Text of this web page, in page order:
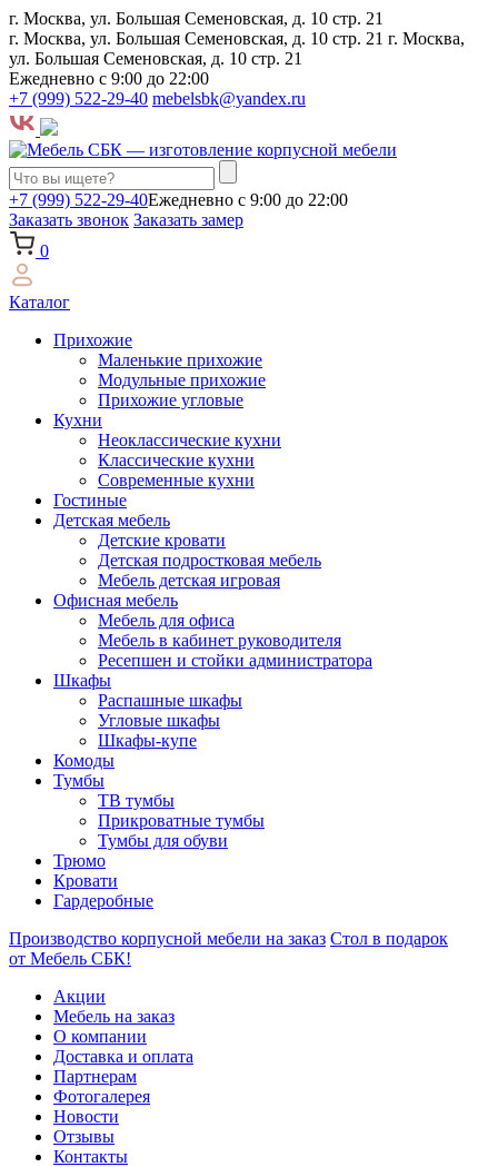
г. Москва, ул. Большая Семеновская, д. 10 стр. 21
г. Москва, ул. Большая Семеновская, д. 10 стр. 21 г. Москва,
ул. Большая Семеновская, д. 10 стр. 21
Ежедневно с 9:00 до 22:00
+7 (999) 522-29-40 mebelsbk@yandex.ru
+7 (999) 522-29-40Ежедневно с 9:00 до 22:00
Заказать звонок Заказать замер
0
Каталог
Прихожие
Маленькие прихожие
Модульные прихожие
Прихожие угловые
Кухни
Неоклассические кухни
Классические кухни
Современные кухни
Гостиные
Детская мебель
Детские кровати
Детская подростковая мебель
Мебель детская игровая
Офисная мебель
Мебель для офиса
Мебель в кабинет руководителя
Ресепшен и стойки администратора
Шкафы
Распашные шкафы
Угловые шкафы
Шкафы-купе
Комоды
Тумбы
ТВ тумбы
Прикроватные тумбы
Тумбы для обуви
Трюмо
Кровати
Гардеробные
Производство корпусной мебели на заказ Стол в подарок
от Мебель СБК!
Акции
Мебель на заказ
О компании
Доставка и оплата
Партнерам
Фотогалерея
Новости
Отзывы
Контакты